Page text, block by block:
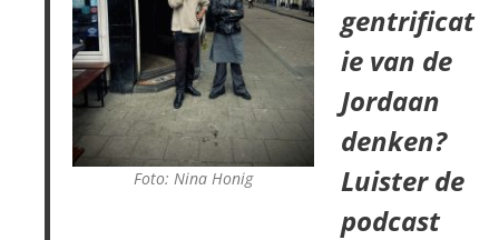
Foto: Nina Honig
gentrificat
ie van de
Jordaan
denken?
Luister de
podcast